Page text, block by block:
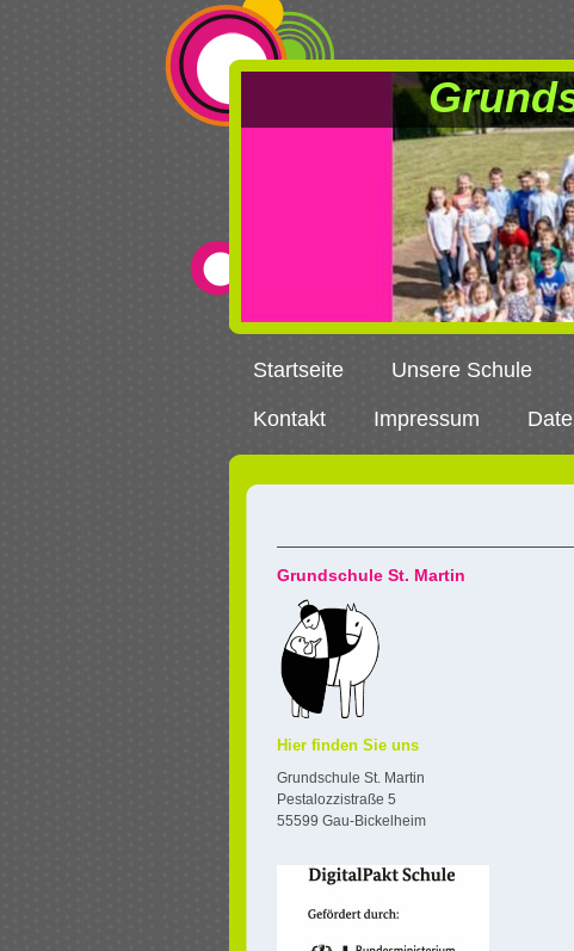
Startseite Unsere Schule
Kontakt Impressum
Grundschule St. Martin
Hier finden Sie uns
Grundschule St. Martin
Pestalozzistraße 5
55599 Gau-Bickelheim